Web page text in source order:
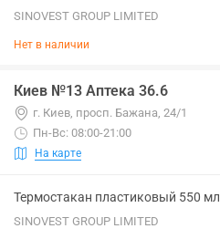
SINOVEST GROUP LIMITED
Нет в наличии
Киев №13 Аптека 36.6
г. Киев, просп. Бажана, 24/1
Пн-Вс: 08:00-21:00
На карте
Термостакан пластиковый 550 мл
SINOVEST GROUP LIMITED